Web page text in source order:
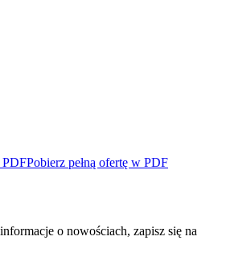
Pobierz pełną ofertę w PDF
o nowościach, zapisz się na